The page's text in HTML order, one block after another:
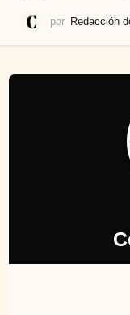
por Redacción